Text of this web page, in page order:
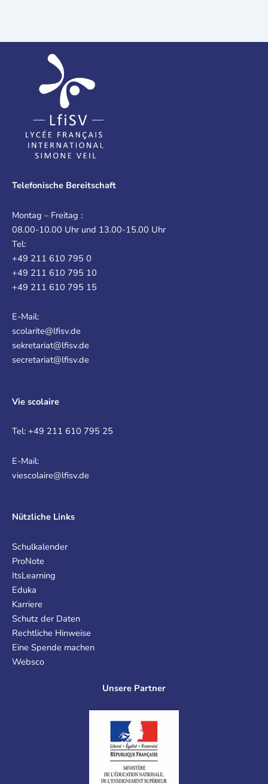
Telefonische Bereitschaft
Montag – Freitag :
08.00-10.00 Uhr und 13.00-15.00 Uhr
Tel:
+49 211 610 795 0
+49 211 610 795 10
+49 211 610 795 15
E-Mail:
scolarite@lfisv.de
sekretariat@lfisv.de
secretariat@lfisv.de
Vie scolaire
Tel: +49 211 610 795 25
E-Mail:
viescolaire@lfisv.de
Nützliche Links
Schulkalender
ProNote
ItsLearning
Eduka
Karriere
Schutz der Daten
Rechtliche Hinweise
Eine Spende machen
Websco
Unsere Partner